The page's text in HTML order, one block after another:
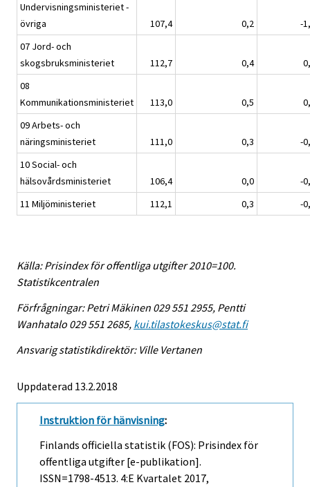
Undervisningsministeriet -
övriga
107,4 0,2
-
07 Jord- och
skogsbruksministeriet
112,7 0,4
08
Kommunikationsministeriet
113,0 0,5
09 Arbets- och
näringsministeriet
111,0 0,3
-
10 Social- och
hälsovårdsministeriet
106,4 0,0
-
11 Miljöministeriet
112,1 0,3 -
Källa: Prisindex för offentliga utgifter 2010=100.
Statistikcentralen
Förfrågningar: Petri Mäkinen 029 551 2955, Pentti
Wanhatalo 029 551 2685, kui.tilastokeskus@stat.fi
Ansvarig statistikdirektör: Ville Vertanen
Uppdaterad 13.2.2018
Instruktion för hänvisning:
Finlands officiella statistik (FOS): Prisindex för
offentliga utgifter [e-publikation].
ISSN=1798-4513. 4:e Kvartalet 2017,